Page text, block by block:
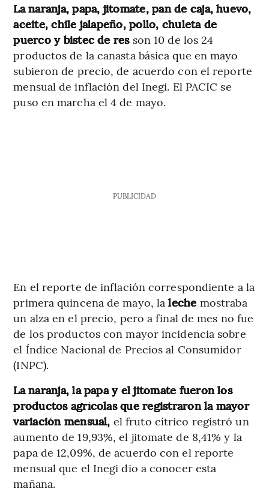
La naranja, papa, jitomate, pan de caja, huevo,
aceite, chile jalapeño, pollo, chuleta de
puerco y bistec de resson 10 de los 24
productos de la canasta básica que en mayo
subieron de precio, de acuerdo con el reporte
mensual de inflación del Inegi. El PACIC se
puso en marcha el 4 de mayo.
PUBLICIDAD
En el reporte de inflación correspondiente a la
primera quincena de mayo, la leche mostraba
un alza en el precio, pero a final de mes no fue
de los productos con mayor incidencia sobre
el Índice Nacional de Precios al Consumidor
(INPC).
La naranja, la papa y el jitomate fueron los
productos agrícolas que registraron la mayor
variación mensual, el fruto cítrico registró un
aumento de 19,93%, el jitomate de 8,41% y la
papa de 12,09%, de acuerdo con el reporte
mensual que el Inegi dio a conocer esta
mañana.